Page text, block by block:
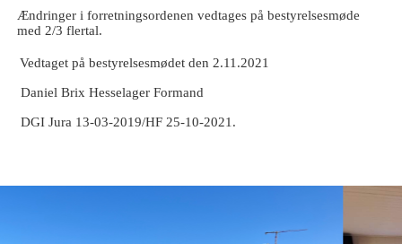
Ændringer i forretningsordenen vedtages på bestyrelsesmøde
med 2/3 flertal.
Vedtaget på bestyrelsesmødet den 2.11.2021
Daniel Brix Hesselager Formand
DGI Jura 13-03-2019/HF 25-10-2021.